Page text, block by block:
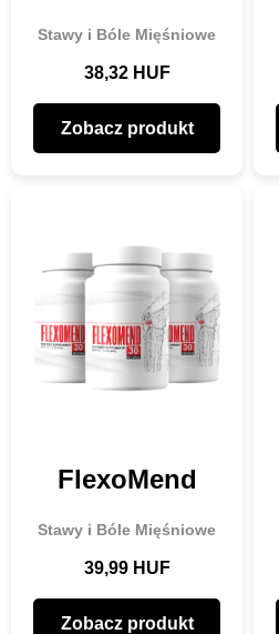
Stawy i Bóle Mięśniowe
38,32 HUF
Zobacz produkt
FlexoMend
Stawy i Bóle Mięśniowe
39,99 HUF
Zobacz produkt